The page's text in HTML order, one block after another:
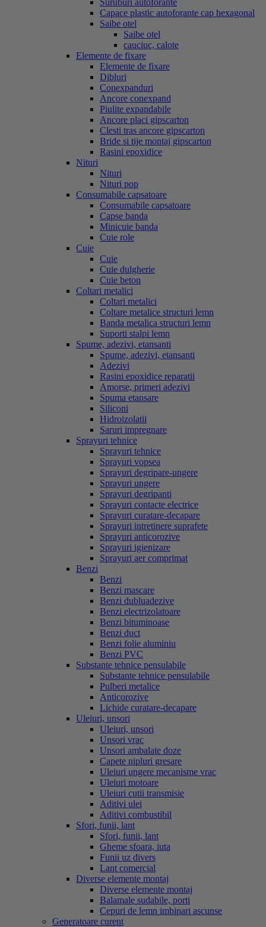
Capace plastic autoforante cap hexagonal
Saibe otel
Saibe otel
cauciuc, calote
Elemente de fixare
Elemente de fixare
Dibluri
Conexpanduri
Ancore conexpand
Piulite expandabile
Ancore placi gipscarton
Clesti tras ancore gipscarton
Bride si tije montaj gipscarton
Rasini epoxidice
Nituri
Nituri
Nituri pop
Consumabile capsatoare
Consumabile capsatoare
Capse banda
Minicuie banda
Cuie role
Cuie
Cuie
Cuie dulgherie
Cuie beton
Coltari metalici
Coltari metalici
Coltare metalice structuri lemn
Banda metalica structuri lemn
Suporti stalpi lemn
Spume, adezivi, etansanti
Spume, adezivi, etansanti
Adezivi
Rasini epoxidice reparatii
Amorse, primeri adezivi
Spuma etansare
Siliconi
Hidroizolatii
Saruri impregnare
Sprayuri tehnice
Sprayuri tehnice
Sprayuri vopsea
Sprayuri degripare-ungere
Sprayuri ungere
Sprayuri degripanti
Sprayuri contacte electrice
Sprayuri curatare-decapare
Sprayuri intretinere suprafete
Sprayuri anticorozive
Sprayuri igienizare
Sprayuri aer comprimat
Benzi
Benzi
Benzi mascare
Benzi dubluadezive
Benzi electrizolatoare
Benzi bituminoase
Benzi duct
Benzi folie aluminiu
Benzi PVC
Substante tehnice pensulabile
Substante tehnice pensulabile
Pulberi metalice
Anticorozive
Lichide curatare-decapare
Uleiuri, unsori
Uleiuri, unsori
Unsori vrac
Unsori ambalate doze
Capete nipluri gresare
Uleiuri ungere mecanisme vrac
Uleiuri motoare
Uleiuri cutii transmisie
Aditivi ulei
Aditivi combustibil
Sfori, funii, lant
Sfori, funii, lant
Gheme sfoara, iuta
Funii uz divers
Lant comercial
Diverse elemente montaj
Diverse elemente montaj
Balamale sudabile, porti
Cepuri de lemn imbinari ascunse
Generatoare curent